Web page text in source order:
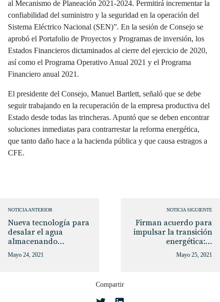
Compartir
al Mecanismo de Planeación 2021-2024. Permitirá incrementar la
confiabilidad del suministro y la seguridad en la operación del
Sistema Eléctrico Nacional (SEN)”. En la sesión de Consejo se
aprobó el Portafolio de Proyectos y Programas de inversión, los
Estados Financieros dictaminados al cierre del ejercicio de 2020,
así como el Programa Operativo Anual 2021 y el Programa
Financiero anual 2021.
El presidente del Consejo, Manuel Bartlett, señaló que se debe
seguir trabajando en la recuperación de la empresa productiva del
Estado desde todas las trincheras. Apuntó que se deben encontrar
soluciones inmediatas para contrarrestar la reforma energética,
que tanto daño hace a la hacienda pública y que causa estragos a
CFE.
NOTICIA ANTERIOR
Nueva tecnología para
desalar el agua
almacenando…
Mayo 24, 2021
NOTICIA SIGUIENTE
Firman acuerdo para
impulsar la transición
energética:…
Mayo 25, 2021